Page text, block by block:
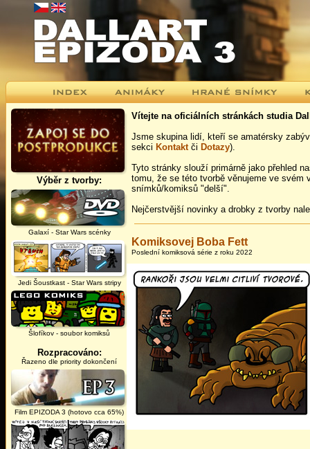
Vítejte na oficiálních stránkách studia
Jsme skupina lidí, kteří se amatérsky
sekci Kontaktči Dotazy).
Tyto stránky slouží primárně jako přehled
tomu, že se této tvorbě věnujeme ve svém
snímků/komiksů "delší".
Nejčerstvější novinky a drobky z tvorby
Komiksovej Boba Fett
Poslední komiksová série z roku 2022
Výběr z tvorby:
Galaxí - Star Wars scénky
Jedi Šoustkast - Star Wars stripy
Šlofíkov - soubor komiksů
Rozpracováno:
Řazeno dle priority dokončení
Film EPIZODA 3 (hotovo cca 65%)